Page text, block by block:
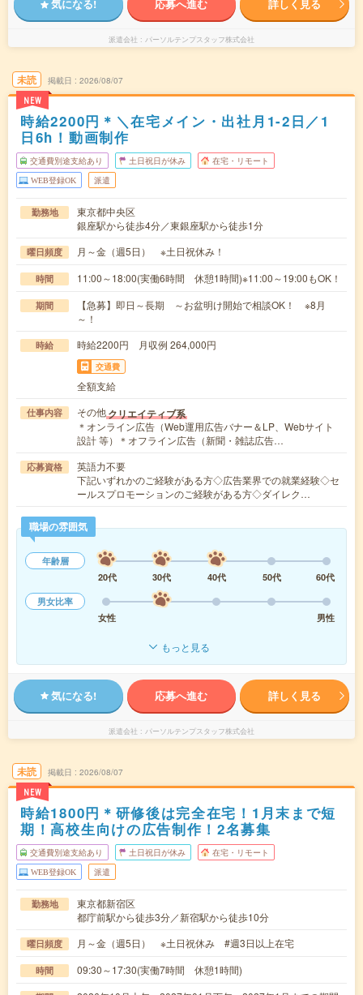
気になる! 応募へ進む 詳しく見る
派遣会社 パーソルテンプスタッフ株式会社
未読
NEW
掲載日 2026/08/07
時給2200円＊＼在宅メイン・出社月1-2日／1
日6h！動画制作
交通費別途支給あり 土日祝日が休み 在宅・リモート
WEB登録OK 派遣
勤務地
東京都中央区
銀座駅から徒歩4分／東銀座駅から徒歩1分
曜日頻度 月～金（週5日） ※土日祝休み！
時間 11:00～18:00(実働6時間 休憩1時間)※11:00～19:00もOK！
期間
【急募】即日～長期 ～お盆明け開始で相談OK！ ※8月
～！
時給 時給2200円 月収例 264,000円
交通費
全額支給
仕事内容 その他クリエイティブ系
＊オンライン広告（Web運用広告バナー＆LP、Webサイト
設計 等）＊オフライン広告（新聞・雑誌広告…
応募資格
英語力不要
下記いずれかのご経験がある方◇広告業界での就業経験◇セ
ールスプロモーションのご経験がある方◇ダイレク…
職場の雰囲気
年齢層
20代
30代 40代 50代
60代
男女比率
女性
男性
もっと見る
気になる! 応募へ進む 詳しく見る
派遣会社 パーソルテンプスタッフ株式会社
未読
NEW
掲載日 2026/08/07
時給1800円＊研修後は完全在宅！1月末まで短
期！高校生向けの広告制作！2名募集
交通費別途支給あり 土日祝日が休み 在宅・リモート
WEB登録OK 派遣
勤務地
東京都新宿区
都庁前駅から徒歩3分／新宿駅から徒歩10分
曜日頻度 月～金（週5日） ※土日祝休み #週3日以上在宅
時間 09:30～17:30(実働7時間 休憩1時間)